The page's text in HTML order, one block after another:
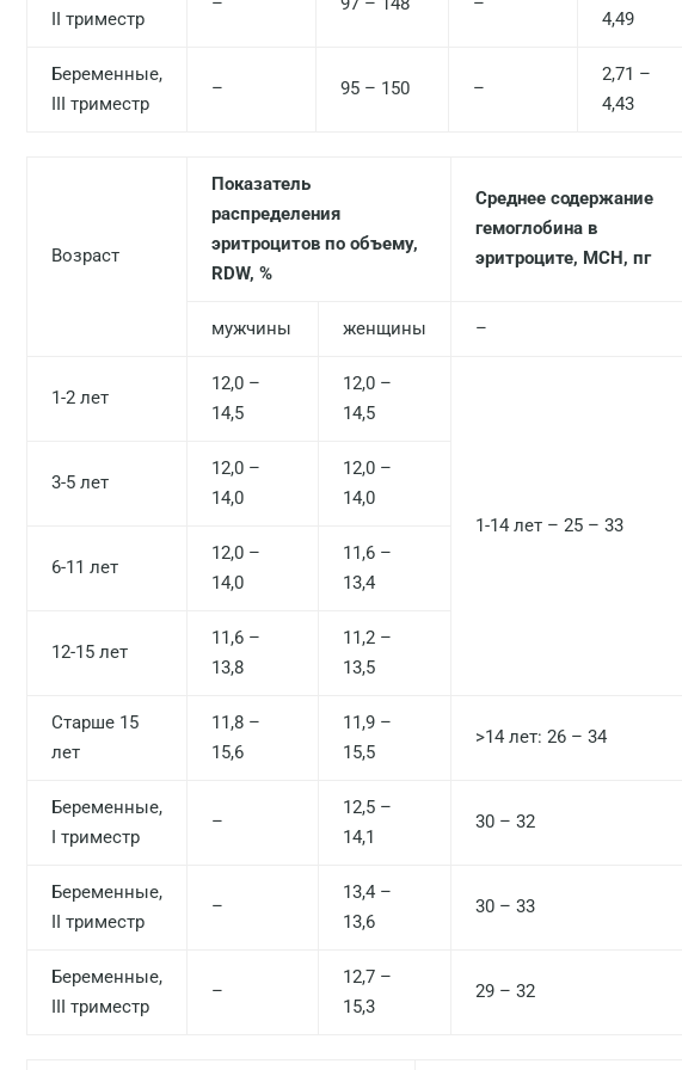
II триместр
4,49
Беременные,
III триместр
– 95 – 150 –
2,71 –
4,43
Возраст
Показатель
распределения
эритроцитов по объему,
RDW, %
Среднее содержание
гемоглобина в
эритроците, MCH, пг
мужчины женщины –
1-2 лет
12,0 –
14,5
12,0 –
14,5
1-14 лет – 25 – 33
3-5 лет
12,0 –
14,0
12,0 –
14,0
6-11 лет
12,0 –
14,0
11,6 –
13,4
12-15 лет
11,6 –
13,8
11,2 –
13,5
Старше 15
лет
11,8 –
15,6
11,9 –
15,5
>14 лет: 26 – 34
Беременные,
I триместр
–
12,5 –
14,1
30 – 32
Беременные,
II триместр
–
13,4 –
13,6
30 – 33
Беременные,
III триместр
–
12,7 –
15,3
29 – 32
Волжский
Всеволожск
Гатчина
Звенигород